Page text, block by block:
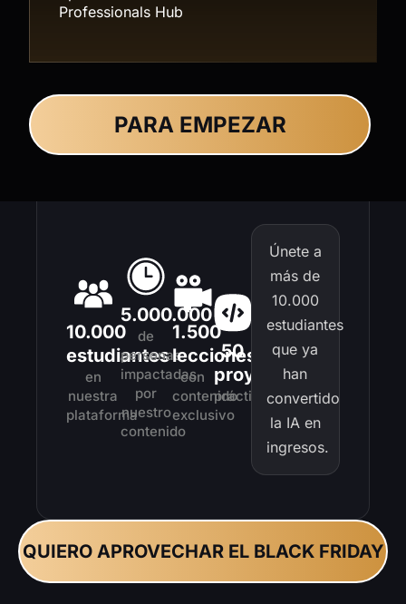
Professionals Hub
PARA EMPEZAR
10.000
estudiantes
en
nuestra
plataforma
5.000.000
de
personas
impactadas
por
nuestro
contenido
1.500
lecciones
con
contenido
exclusivo
50
proyectos
práctico
Únete a
más de
10.000
estudiantes
que ya
han
convertido
la IA en
ingresos.
QUIERO APROVECHAR EL BLACK FRIDAY